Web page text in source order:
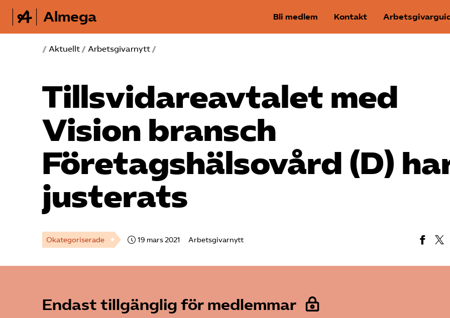
Almega Bli medlem Kontakt
/ Aktuellt / Arbetsgivarnytt /
Tillsvidare­avtalet med
Vision bransch
Företagshälsovård (D)
justerats
Okategoriserade 19 mars 2021 Arbetsgivarnytt
Endast tillgänglig för medlemmar